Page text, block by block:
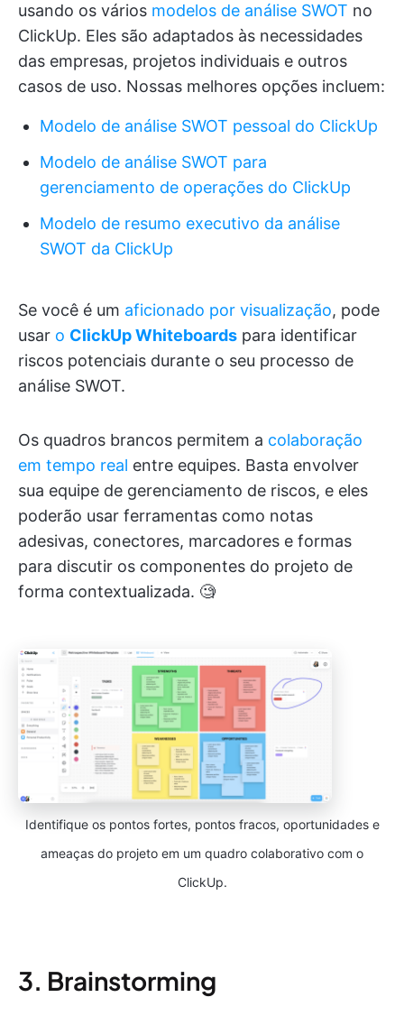
usando os vários modelos de análise SWOT no
ClickUp. Eles são adaptados às necessidades
das empresas, projetos individuais e outros
casos de uso. Nossas melhores opções incluem:
Modelo de análise SWOT pessoal do ClickUp
Modelo de análise SWOT para
gerenciamento de operações do ClickUp
Modelo de resumo executivo da análise
SWOT da ClickUp
Se você é um aficionado por visualização, pode
usar o ClickUp Whiteboards para identificar
riscos potenciais durante o seu processo de
análise SWOT.
Os quadros brancos permitem a colaboração
em tempo real entre equipes. Basta envolver
sua equipe de gerenciamento de riscos, e eles
poderão usar ferramentas como notas
adesivas, conectores, marcadores e formas
para discutir os componentes do projeto de
forma contextualizada. 🧐
Identifique os pontos fortes, pontos fracos, oportunidades e
ameaças do projeto em um quadro colaborativo com o
ClickUp.
3. Brainstorming